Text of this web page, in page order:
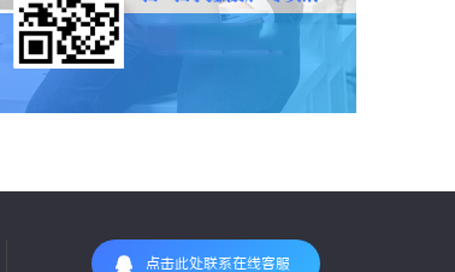
点击此处联系在线客服